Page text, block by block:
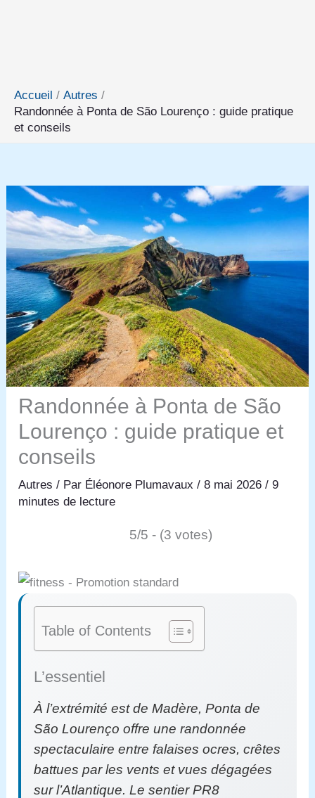
Accueil
Autres
Randonnée à Ponta de São Lourenço : guide pratique
et conseils
Randonnée à Ponta de São
Lourenço : guide pratique et
conseils
Autres / Par Éléonore Plumavaux/8 mai 2026/9
minutes de lecture
5/5 - (3 votes)
Table of Contents
L’essentiel
À l’extrémité est de Madère, Ponta de
São Lourenço offre une randonnée
spectaculaire entre falaises ocres, crêtes
battues par les vents et vues dégagées
sur l’Atlantique. Le sentier PR8